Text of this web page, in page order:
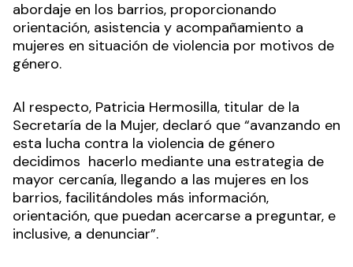
abordaje en los barrios, proporcionando
orientación, asistencia y acompañamiento a
mujeres en situación de violencia por motivos de
género.
Al respecto, Patricia Hermosilla, titular de la
Secretaría de la Mujer, declaró que “avanzando en
esta lucha contra la violencia de género
decidimos hacerlo mediante una estrategia de
mayor cercanía, llegando a las mujeres en los
barrios, facilitándoles más información,
orientación, que puedan acercarse a preguntar, e
inclusive, a denunciar”.